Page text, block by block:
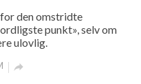
den omstridte
punkt», selv om
ulovlig.
